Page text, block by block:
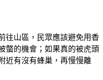
往山區，民眾應該避免用香
螫的機會；如果真的被虎頭
近有沒有蜂巢，再慢慢離